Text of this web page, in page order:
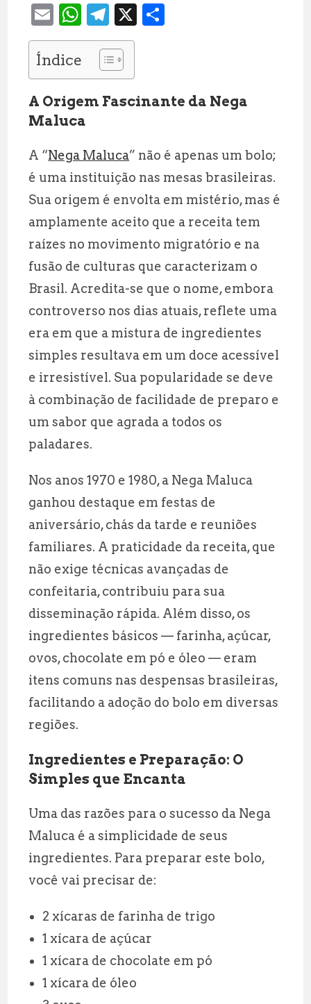
E
m
ai
l
W
h
at
s
A
p
p
T
el
e
g
r
m
X
e
Índice
A Origem Fascinante da Nega
Maluca
A “Nega Maluca” não é apenas um bolo;
é uma instituição nas mesas brasileiras.
Sua origem é envolta em mistério, mas é
amplamente aceito que a receita tem
raízes no movimento migratório e na
fusão de culturas que caracterizam o
Brasil. Acredita-se que o nome, embora
controverso nos dias atuais, reflete uma
era em que a mistura de ingredientes
simples resultava em um doce acessível
e irresistível. Sua popularidade se deve
à combinação de facilidade de preparo e
um sabor que agrada a todos os
paladares.
Nos anos 1970 e 1980, a Nega Maluca
ganhou destaque em festas de
aniversário, chás da tarde e reuniões
familiares. A praticidade da receita, que
não exige técnicas avançadas de
confeitaria, contribuiu para sua
disseminação rápida. Além disso, os
ingredientes básicos — farinha, açúcar,
ovos, chocolate em pó e óleo — eram
itens comuns nas despensas brasileiras,
facilitando a adoção do bolo em diversas
regiões.
Ingredientes e Preparação: O
Simples que Encanta
Uma das razões para o sucesso da Nega
Maluca é a simplicidade de seus
ingredientes. Para preparar este bolo,
você vai precisar de:
2 xícaras de farinha de trigo
1 xícara de açúcar
1 xícara de chocolate em pó
1 xícara de óleo